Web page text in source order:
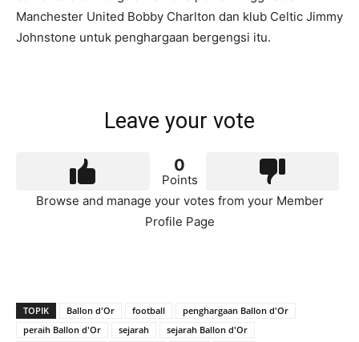
Manchester United Bobby Charlton dan klub Celtic Jimmy
Johnstone untuk penghargaan bergengsi itu.
Leave your vote
0
Points
Browse and manage your votes from your Member
Profile Page
TOPIK Ballon d'Or football
penghargaan Ballon d'Or
peraih Ballon d'Or
sejarah sejarah Ballon d'Or